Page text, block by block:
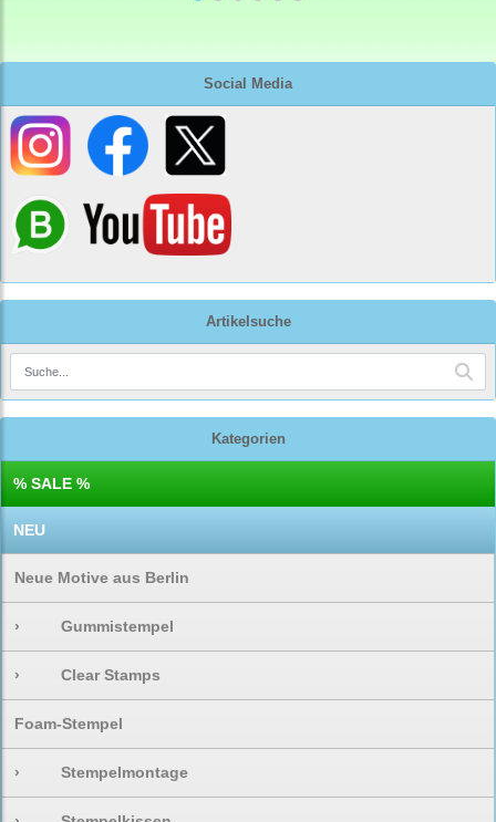
Social Media
Artikelsuche
Kategorien
% SALE %
NEU
Neue Motive aus Berlin
› Gummistempel
› Clear Stamps
Foam-Stempel
› Stempelmontage